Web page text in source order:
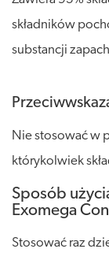
składników
substancji
Nie stosować w
którykolwiek
Sposób
Exomega
Stosować raz